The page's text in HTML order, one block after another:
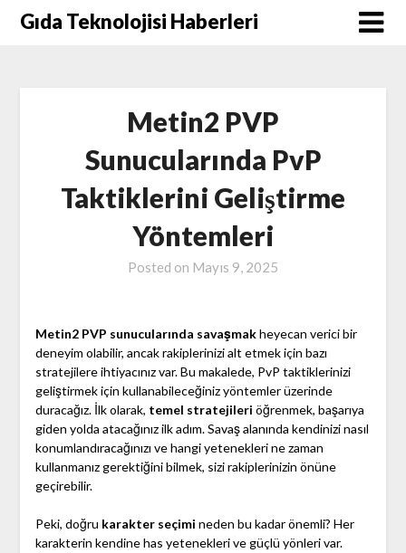
SkipGıda Teknolojisi Haberleri
Metin2 PVP
Sunucularında PvP
Taktiklerini Geliştirme
Yöntemleri
Posted on Mayıs 9, 2025
Metin2 PVP sunucularında savaşmakheyecan verici bir
deneyim olabilir, ancak rakiplerinizi alt etmek için bazı
stratejilere ihtiyacınız var. Bu makalede, PvP taktiklerinizi
geliştirmek için kullanabileceğiniz yöntemler üzerinde
duracağız. İlk olarak, temel stratejileri öğrenmek, başarıya
giden yolda atacağınız ilk adım. Savaş alanında kendinizi nasıl
konumlandıracağınızı ve hangi yetenekleri ne zaman
kullanmanız gerektiğini bilmek, sizi rakiplerinizin önüne
geçirebilir.
Peki, doğru karakter seçimi neden bu kadar önemli? Her
karakterin kendine has yetenekleri ve güçlü yönleri var.